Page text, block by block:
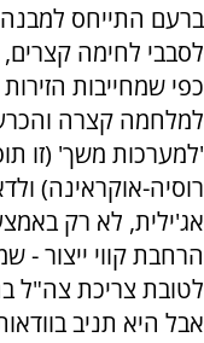
ברעם התייחס
לסבבי לחימה
כפי שמחייבות
למלחמה קצרה
'למערכות משך' (זו
רוסיה-אוקראינה)
אג'ילית, לא רק
הרחבת קווי ייצור -
לטובת צריכת צה"ל
אבל היא תניב